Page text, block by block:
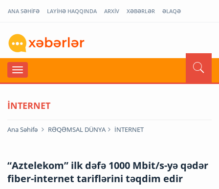
ANA SƏHİFƏ LAYİHƏ HAQQINDA ARXİV XƏBƏRLƏR ƏLAQƏ
İNTERNET
Ana Səhifə RƏQƏMSAL DÜNYA İNTERNET
“Aztelekom” ilk dəfə 1000 Mbit/s-yə qədər
fiber-internet tariflərini təqdim edir